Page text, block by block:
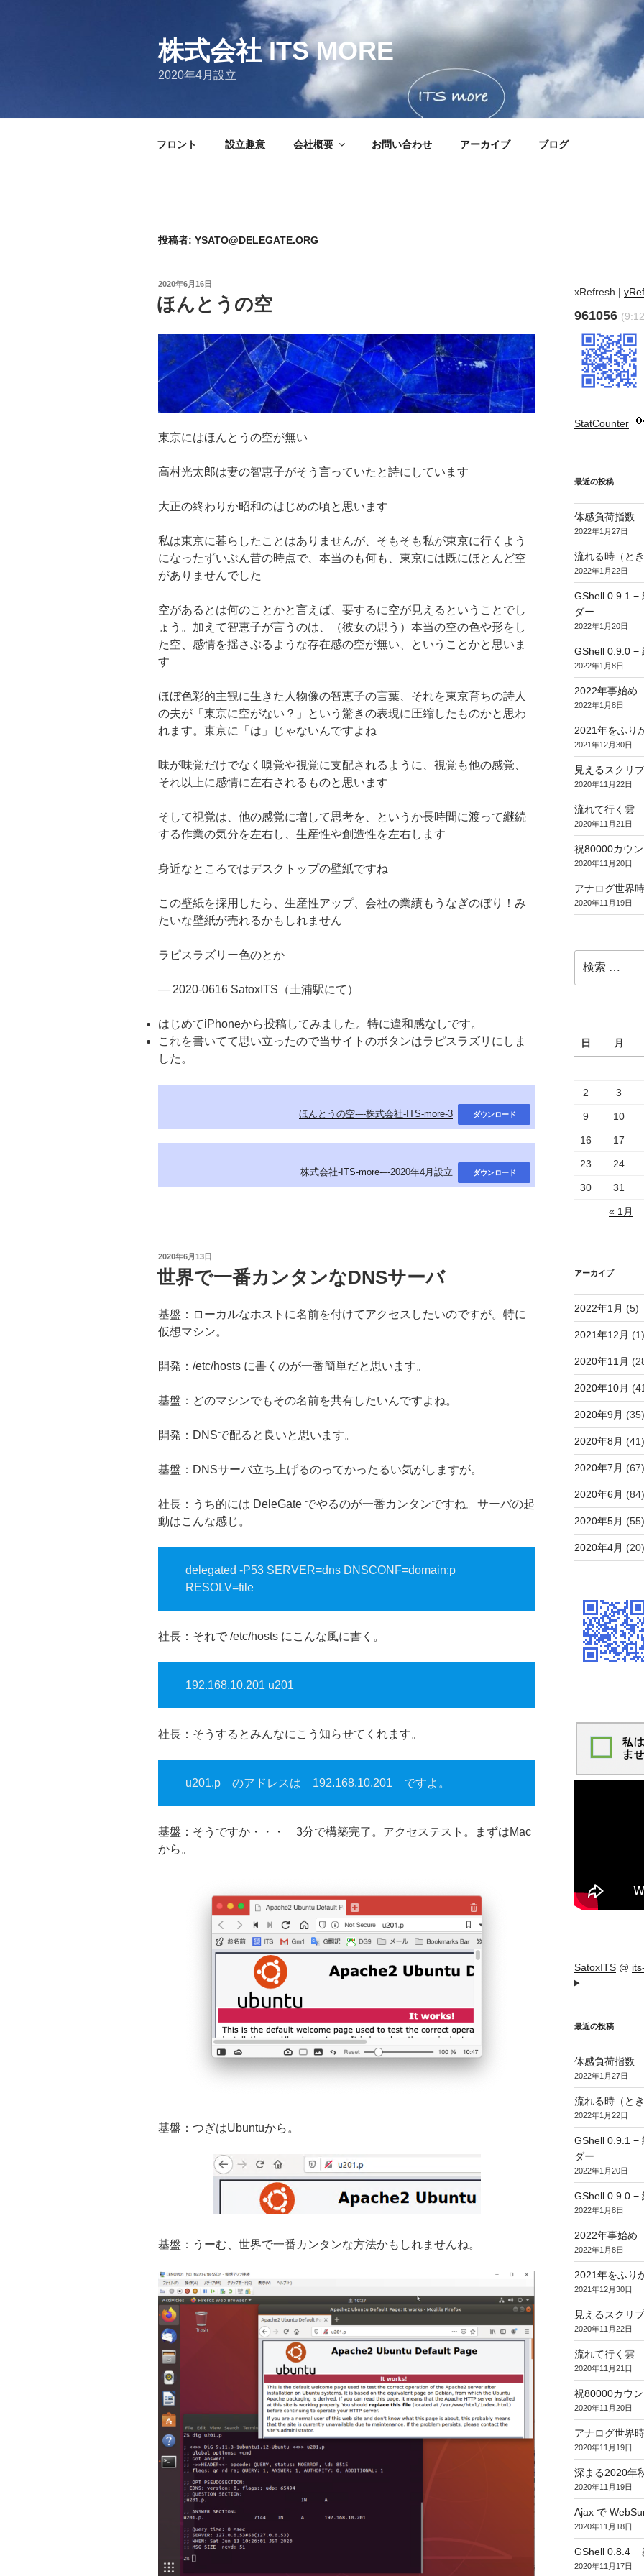
株式会社 ITS MORE
2020年4月設立
フロント 設立趣意 会社概要 お問い合わせ アーカイブ ブログ
投稿者: YSATO@DELEGATE.ORG
投
稿
日:
2020年6月16日
ほんとうの空
東京にはほんとうの空が無い
高村光太郎は妻の智恵子がそう言っていたと詩にしています
大正の終わりか昭和のはじめの頃と思います
私は東京に暮らしたことはありませんが、そもそも私が東京に行くよう
になったずいぶん昔の時点で、本当のも何も、東京には既にほとんど空
がありませんでした
空があるとは何のことかと言えば、要するに空が見えるということでし
ょう。加えて智恵子が言うのは、（彼女の思う）本当の空の色や形をし
た空、感情を揺さぶるような存在感の空が無い、ということかと思いま
す
ほぼ色彩的主観に生きた人物像の智恵子の言葉、それを東京育ちの詩人
の夫が「東京に空がない？」という驚きの表現に圧縮したものかと思わ
れます。東京に「は」じゃないんですよね
味が味覚だけでなく嗅覚や視覚に支配されるように、視覚も他の感覚、
それ以上に感情に左右されるものと思います
そして視覚は、他の感覚に増して思考を、というか長時間に渡って継続
する作業の気分を左右し、生産性や創造性を左右します
身近なところではデスクトップの壁紙ですね
この壁紙を採用したら、生産性アップ、会社の業績もうなぎのぼり！み
たいな壁紙が売れるかもしれません
ラピスラズリー色のとか
— 2020-0616 SatoxITS（土浦駅にて）
はじめてiPhoneから投稿してみました。特に違和感なしです。
これを書いてて思い立ったので当サイトのボタンはラピスラズリにしま
した。
ほんとうの空-–-株式会社-ITS-more-3 ダウンロード
株式会社-ITS-more-–-2020年4月設立 ダウンロード
投
稿
日:
2020年6月13日
世界で一番カンタンなDNSサーバ
基盤：ローカルなホストに名前を付けてアクセスしたいのですが。特に
仮想マシン。
開発：/etc/hosts に書くのが一番簡単だと思います。
基盤：どのマシンでもその名前を共有したいんですよね。
開発：DNSで配ると良いと思います。
基盤：DNSサーバ立ち上げるのってかったるい気がしますが。
社長：うち的には DeleGate でやるのが一番カンタンですね。サーバの起
動はこんな感じ。
delegated -P53 SERVER=dns DNSCONF=domain:p
RESOLV=file
社長：それで /etc/hosts にこんな風に書く。
192.168.10.201 u201
社長：そうするとみんなにこう知らせてくれます。
u201.p のアドレスは 192.168.10.201 ですよ。
基盤：そうですか・・・ 3分で構築完了。アクセステスト。まずはMac
から。
基盤：つぎはUbuntuから。
基盤：うーむ、世界で一番カンタンな方法かもしれませんね。
xRefresh |
961056
StatCounter:
最近の投稿
体感負荷指数
2022年1月27日
流れる時（と
2022年1月22日
GShell 0.9.1 −
ダー
2022年1月20日
GShell 0.9.0 −
2022年1月8日
2022年事始め
2022年1月8日
2021年をふり
2021年12月30日
見えるスクリ
2020年11月22日
流れて行く雲
2020年11月21日
祝80000カウ
2020年11月20日
アナログ世界
2020年11月19日
索:
日
月
2 3
9 10
16 17
23 24
30 31
« 1月
アーカイブ
2022年1月 (5)
2021年12月 (1)
2020年11月
2020年10月
2020年9月 (35)
2020年8月 (41)
2020年7月 (67)
2020年6月 (84)
2020年5月 (55)
2020年4月 (20)
SatoxITS@
最近の投稿
体感負荷指数
2022年1月27日
流れる時（と
2022年1月22日
GShell 0.9.1 −
ダー
2022年1月20日
GShell 0.9.0 −
2022年1月8日
2022年事始め
2022年1月8日
2021年をふり
2021年12月30日
見えるスクリ
2020年11月22日
流れて行く雲
2020年11月21日
祝80000カウ
2020年11月20日
アナログ世界
2020年11月19日
深まる2020年
2020年11月19日
Ajax で
2020年11月18日
GShell 0.8.4 −
2020年11月17日